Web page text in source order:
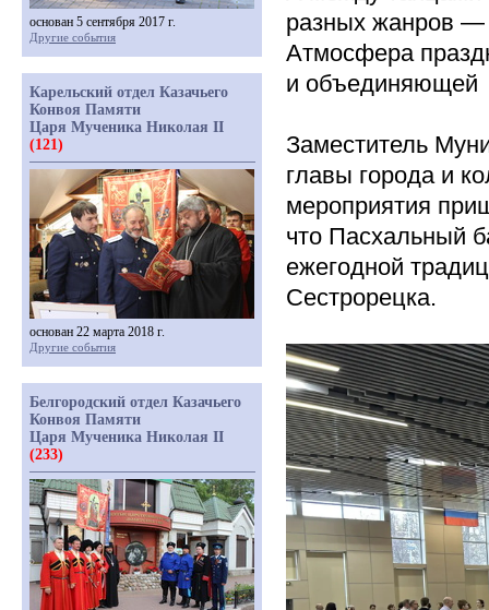
разных жанров —
Атмосфера
и объединяющей
Заместитель
главы города и
мероприятия
что Пасхальный
ежегодной
Сестрорецка.
основан 5 сентября 2017 г.
Другие события
Карельский отдел Казачьего
Конвоя Памяти
Царя Мученика Николая II
(121)
основан 22 марта 2018 г.
Другие события
Белгородский отдел Казачьего
Конвоя Памяти
Царя Мученика Николая II
(233)